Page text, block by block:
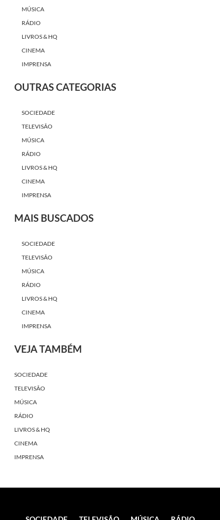
MÚSICA
RÁDIO
LIVROS & HQ
CINEMA
IMPRENSA
OUTRAS CATEGORIAS
SOCIEDADE
TELEVISÃO
MÚSICA
RÁDIO
LIVROS & HQ
CINEMA
IMPRENSA
MAIS BUSCADOS
SOCIEDADE
TELEVISÃO
MÚSICA
RÁDIO
LIVROS & HQ
CINEMA
IMPRENSA
VEJA TAMBÉM
SOCIEDADE
TELEVISÃO
MÚSICA
RÁDIO
LIVROS & HQ
CINEMA
IMPRENSA